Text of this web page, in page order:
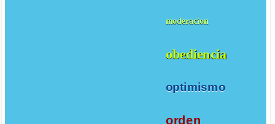
moderacion
obediencia
optimismo
orden